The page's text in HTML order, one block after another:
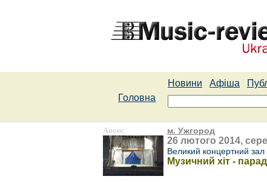
Новини Афіша
Головна
Анонс м. Ужгород
26 лютого 2014,
Великий концертний зал
Музичний хіт -